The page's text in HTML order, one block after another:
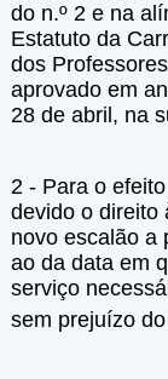
do n.º 2 e na
Estatuto da
dos
aprovado em
28 de abril, na
2 - Para o
devido o direito
novo escalão a
ao da data em
serviço
sem prejuízo